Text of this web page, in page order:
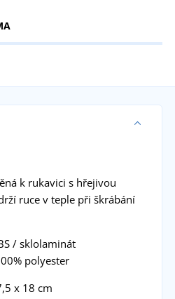
k rukavici s hřejivou
ruce v teple při škrábání
/ sklolaminát
polyester
x 18 cm